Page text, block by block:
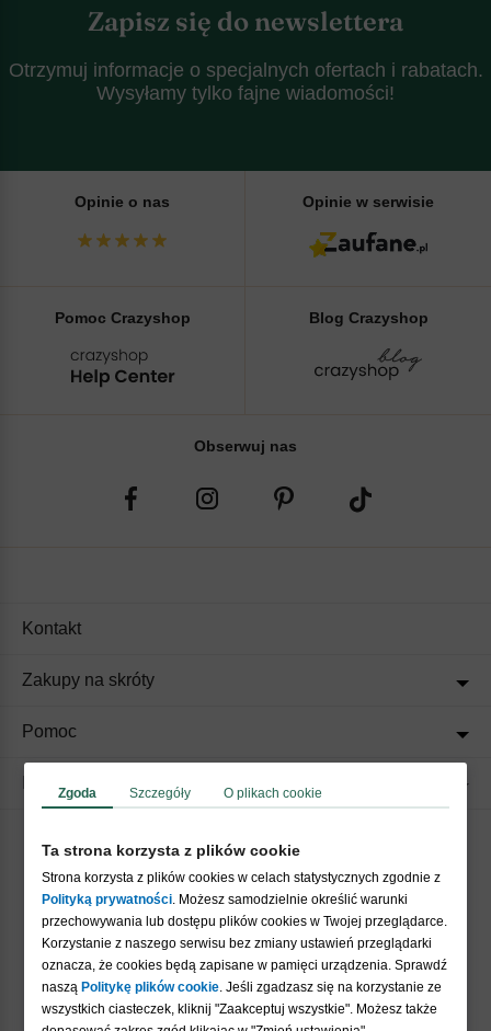
Zapisz się do newslettera
Otrzymuj informacje o specjalnych ofertach i rabatach.
Wysyłamy tylko fajne wiadomości!
Opinie o nas Opinie w serwisie
Pomoc Crazyshop Blog Crazyshop
Obserwuj nas
Akceptujemy płatności
Nasi partnerzy
Kontakt
Zakupy na skróty
Pomoc
Zgoda Szczegóły O plikach cookie
Ta strona korzysta z plików cookie
Strona korzysta z plików cookies w celach statystycznych zgodnie z
Polityką prywatności. Możesz samodzielnie określić warunki
przechowywania lub dostępu plików cookies w Twojej przeglądarce.
Korzystanie z naszego serwisu bez zmiany ustawień przeglądarki
oznacza, że cookies będą zapisane w pamięci urządzenia. Sprawdź
naszą Politykę plików cookie. Jeśli zgadzasz się na korzystanie ze
wszystkich ciasteczek, kliknij "Zaakceptuj wszystkie". Możesz także